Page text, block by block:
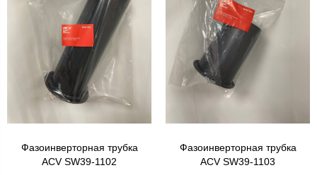
Фазоинверторная трубка
ACV SW39-1102
Фазоинверторная трубка
ACV SW39-1103